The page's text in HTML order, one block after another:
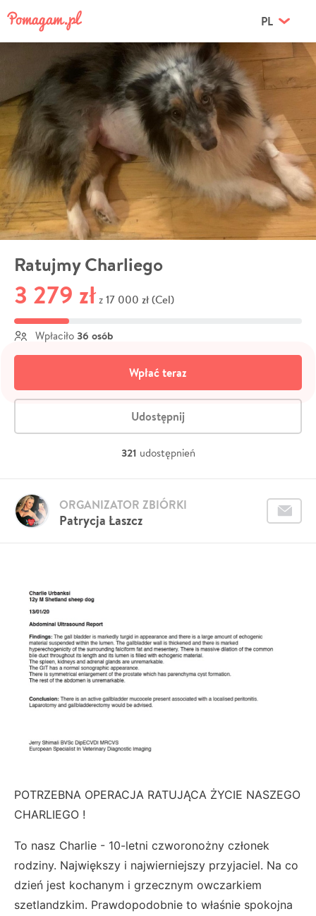
PL
Ratujmy Charliego
3 279 zł z 17 000 zł (Cel)
Wpłaciło 36 osób
Wpłać teraz
Udostępnij
321 udostępnień
Patrycja Łaszcz
ORGANIZATOR ZBIÓRKI
POTRZEBNA OPERACJA RATUJĄCA ŻYCIE NASZEGO
CHARLIEGO !
To nasz Charlie - 10-letni czworonożny członek
rodziny. Największy i najwierniejszy przyjaciel. Na co
dzień jest kochanym i grzecznym owczarkiem
szetlandzkim. Prawdopodobnie to właśnie spokojna